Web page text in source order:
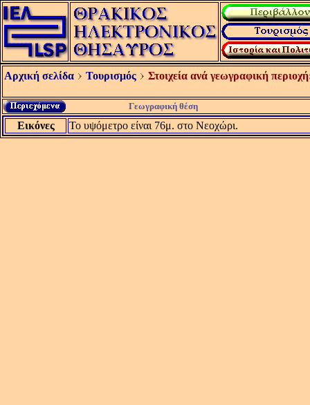
Αρχική σελίδα Τουρισμός Στοιχεία ανά γεωγραφική
Γεωγραφική θέση
Εικόνες Το υψόμετρο είναι 76μ. στο Νεοχώρι.